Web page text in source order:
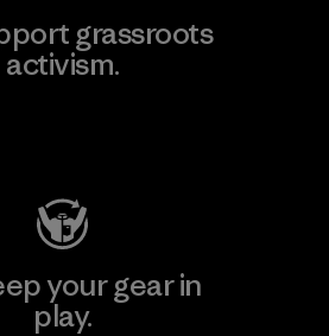
grassroots
activism.
your gear in
play.